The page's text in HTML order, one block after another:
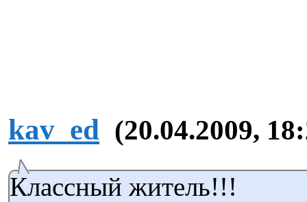
kav_ed (20.04.2009,
Классный житель!!!